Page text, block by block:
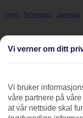
Hjem feriereiser Jamaica
All
godt på hotellet uten å
betyr helt enkelt at både
drikke, is og godsaker.
Vi verner om ditt
Vi bruker
våre partnere på
at vår nettside skal